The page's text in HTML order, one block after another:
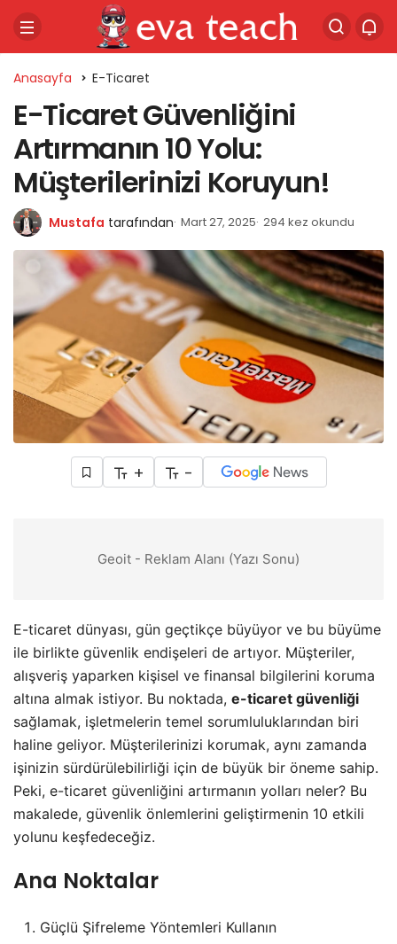
Anasayfa E-Ticaret
E-Ticaret Güvenliğini
Artırmanın 10 Yolu:
Müşterilerinizi Koruyun!
Mustafa tarafından Mart 27, 2025 294 kez okundu
+ -
Geoit - Reklam Alanı (Yazı Sonu)
E-ticaret dünyası, gün geçtikçe büyüyor ve bu büyüme
ile birlikte güvenlik endişeleri de artıyor. Müşteriler,
alışveriş yaparken kişisel ve finansal bilgilerini koruma
altına almak istiyor. Bu noktada, e-ticaret güvenliği
sağlamak, işletmelerin temel sorumluluklarından biri
haline geliyor. Müşterilerinizi korumak, aynı zamanda
işinizin sürdürülebilirliği için de büyük bir öneme sahip.
Peki, e-ticaret güvenliğini artırmanın yolları neler? Bu
makalede, güvenlik önlemlerini geliştirmenin 10 etkili
yolunu keşfedeceğiz.
Ana Noktalar
Güçlü Şifreleme Yöntemleri Kullanın